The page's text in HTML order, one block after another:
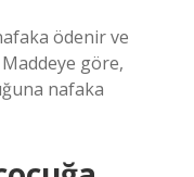
ödenir ve
göre,
nafaka